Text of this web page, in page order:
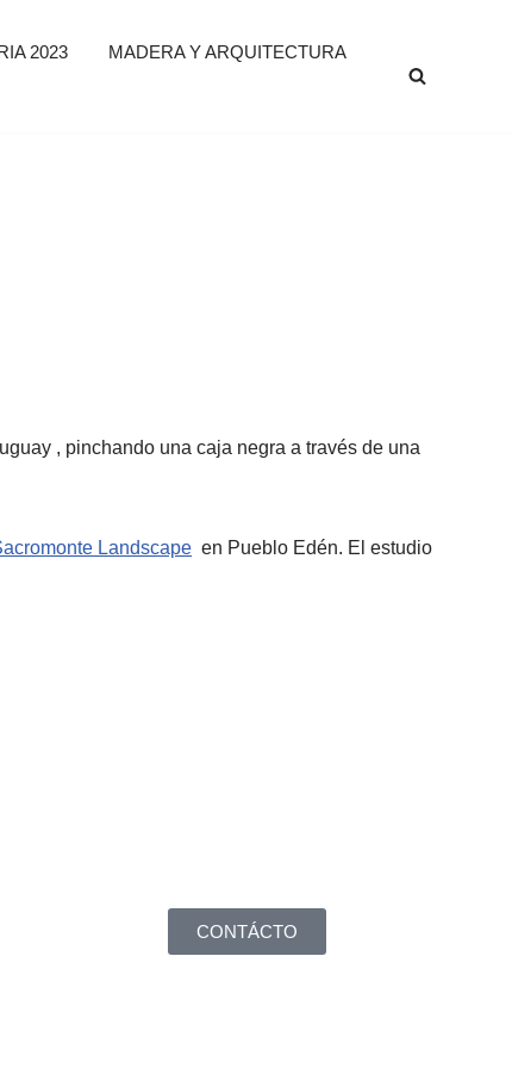
2023 MADERA Y ARQUITECTURA
, pinchando una caja negra a través de una
Landscape en Pueblo Edén. El estudio
CONTÁCTO